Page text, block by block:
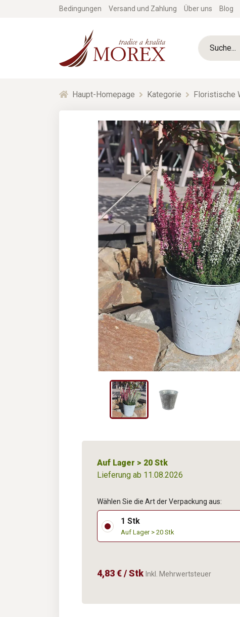
Bedingungen Versand und Zahlung Über uns Blog
Haupt-Homepage Kategorie Floristische
Auf Lager > 20 Stk
Lieferung ab 11.08.2026
Wählen Sie die Art der Verpackung aus:
1 Stk
Auf Lager > 20 Stk
4,83 € / Stk Inkl. Mehrwertsteuer